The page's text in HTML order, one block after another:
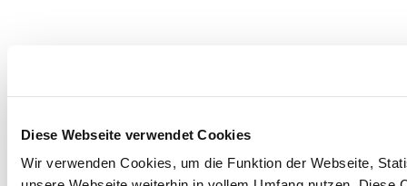
Diese Webseite verwendet Cookies
Wir verwenden Cookies, um die Funktion der Webseite,